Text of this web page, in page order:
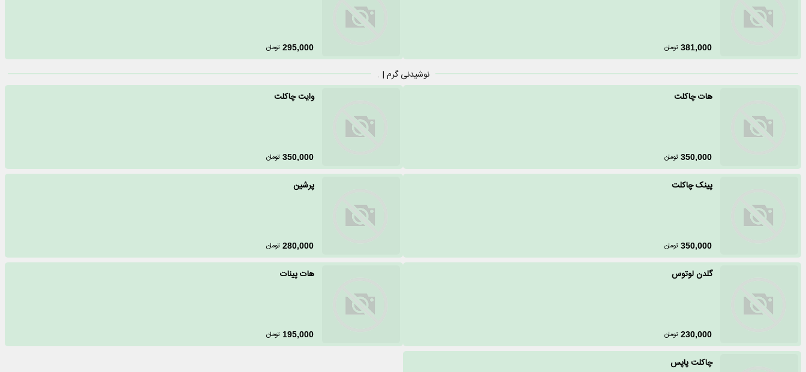
381,000 تومان 295,000 تومان
نوشیدنی گرم | .
هات چاکلت
350,000 تومان
وایت چاکلت
350,000 تومان
پینک چاکلت
350,000 تومان
پرشین
280,000 تومان
گلدن لوتوس
230,000 تومان
هات پینات
195,000 تومان
چاکلت پاپس